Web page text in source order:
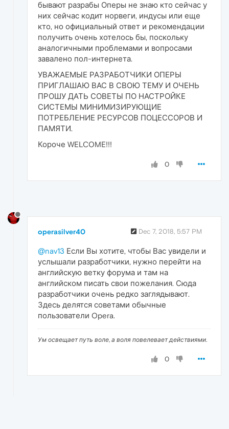
бывают разрабы Оперы не знаю кто сейчас у
них сейчас кодит норвеги, индусы или еще
кто, но официальный ответ и рекомендации
получить очень хотелось бы, поскольку
аналогичными проблемами и вопросами
завалено пол-интернета.
УВАЖАЕМЫЕ РАЗРАБОТЧИКИ ОПЕРЫ
ПРИГЛАШАЮ ВАС В СВОЮ ТЕМУ И ОЧЕНЬ
ПРОШУ ДАТЬ СОВЕТЫ ПО НАСТРОЙКЕ
СИСТЕМЫ МИНИМИЗИРУЮЩИЕ
ПОТРЕБЛЕНИЕ РЕСУРСОВ ПОЦЕССОРОВ И
ПАМЯТИ.
Короче WELCOME!!!
0
operasilver40 Dec 7, 2018, 5:57 PM
@nav13 Если Вы хотите, чтобы Вас увидели и
услышали разработчики, нужно перейти на
английскую ветку форума и там на
английском писать свои пожелания. Сюда
разработчики очень редко заглядывают.
Здесь делятся советами обычные
пользователи Opera.
Ум освещает путь воле, а воля повелевает действиями.
0